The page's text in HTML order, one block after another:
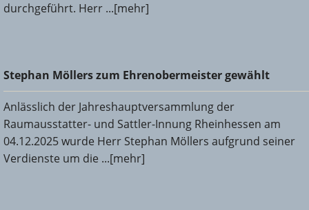
durchgeführt. Herr ...[mehr]
Stephan Möllers zum Ehrenobermeister gewählt
Stephan Möllers zum Ehrenobermeister gewählt
Anlässlich der Jahreshauptversammlung der
Raumausstatter- und Sattler-Innung Rheinhessen am
04.12.2025 wurde Herr Stephan Möllers aufgrund seiner
Verdienste um die ...[mehr]